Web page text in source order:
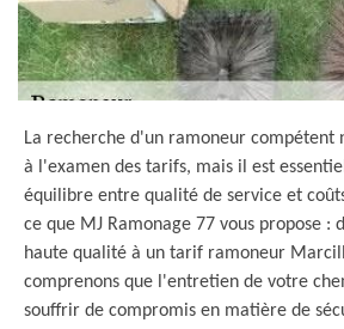
La recherche d'un ramoneur compétent
à l'examen des tarifs, mais il est
équilibre entre qualité de service et
ce que MJ Ramonage 77 vous propose :
haute qualité à un tarif ramoneur
comprenons que l'entretien de votre
souffrir de compromis en matière de